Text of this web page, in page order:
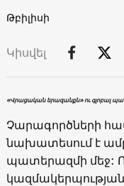
Թբիլիսի
Կիսվել
«Վրացական երազանքն» ու գլոբալ
Չարագործների
նախատեսում է
պատերազմի մեջ: